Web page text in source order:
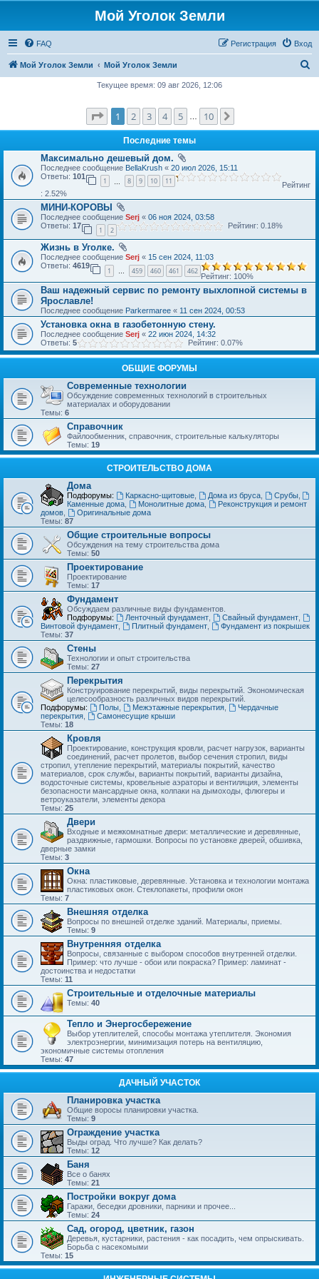
Мой Уголок Земли
FAQ Вход
Регистрация
Мой Уголок Земли Мой Уголок Земли
к
Текущее время: 09 авг 2026, 12:06
Страница1 из
1 2 3 4 5 10
Последние темы
Максимально дешевый дом.
Последнее сообщение BellaKrush « 20 июл 2026, 15:11
Ответы: 101
1 8 9 10 11
Рейтинг
: 2.52%
МИНИ-КОРОВЫ
Последнее сообщение Serj « 06 ноя 2024, 03:58
Ответы: 17
1 2
Рейтинг: 0.18%
Жизнь в Уголке.
Последнее сообщение Serj « 15 сен 2024, 11:03
Ответы: 4619
1 … 459 460 461 462
Рейтинг: 100%
Ваш надежный сервис по ремонту выхлопной системы в
Ярославле!
Последнее сообщение Parkermaree « 11 сен 2024, 00:53
Установка окна в газобетонную стену.
Последнее сообщение Serj « 22 июн 2024, 14:32
Ответы: 5 Рейтинг: 0.07%
ОБЩИЕ ФОРУМЫ
Современные технологии
Обсуждение современных технологий в строительных
материалах и оборудовании
Темы: 6
Справочник
Файлообменник, справочник, строительные калькуляторы
Темы: 19
СТРОИТЕЛЬСТВО ДОМА
Дома
Подфорумы: Каркасно-щитовые, Дома из бруса, Срубы,
Каменные дома
Монолитные дома,
Реконструкция и ремонт
домов
Оригинальные дома
Темы: 87
Общие строительные вопросы
Обсуждения на тему строительства дома
Темы: 50
Проектирование
Проектирование
Темы: 17
Фундамент
Обсуждаем различные виды фундаментов.
Подфорумы:
Ленточный фундамент, Свайный фундамент,
Винтовой фундамент
Плитный фундамент,
Фундамент из покрышек
Темы: 37
Стены
Технологии и опыт строительства
Темы: 27
Перекрытия
Конструирование перекрытий, виды перекрытий. Экономическая
целесообразность различных видов перекрытий.
Подфорумы:
Полы, Межэтажные перекрытия,
Чердачные
перекрытия
Самонесущие крыши
Темы: 18
Кровля
Проектирование, конструкция кровли, расчет нагрузок, варианты
соединений, расчет пролетов, выбор сечения стропил, виды
стропил, утепление перекрытий, материалы покрытий, качество
материалов, срок службы, варианты покрытий, варианты дизайна,
водосточные системы, кровельные аэраторы и вентиляция, элементы
безопасности мансардные окна, колпаки на дымоходы, флюгеры и
ветроуказатели, элементы декора
Темы: 25
Двери
Входные и межкомнатные двери: металлические и деревянные,
раздвижные, гармошки. Вопросы по установке дверей, обшивка,
дверные замки
Темы: 3
Окна
Окна: пластиковые, деревянные. Установка и технологии монтажа
пластиковых окон. Стеклопакеты, профили окон
Темы: 7
Внешняя отделка
Вопросы по внешней отделке зданий. Материалы, приемы.
Темы: 9
Внутренняя отделка
Вопросы, связанные с выбором способов внутренней отделки.
Пример: что лучше - обои или покраска? Пример: ламинат -
достоинства и недостатки
Темы: 11
Строительные и отделочные материалы
Темы: 40
Тепло и Энергосбережение
Выбор утеплителей, способы монтажа утеплителя. Экономия
электроэнергии, минимизация потерь на вентиляцию,
экономичные системы отопления
Темы: 47
ДАЧНЫЙ УЧАСТОК
Планировка участка
Общие воросы планировки участка.
Темы: 9
Ограждение участка
Выды оград. Что лучше? Как делать?
Темы: 12
Баня
Все о банях
Темы: 21
Постройки вокруг дома
Гаражи, беседки дровники, парники и прочее...
Темы: 24
Сад, огород, цветник, газон
Деревья, кустарники, растения - как посадить, чем опрыскивать.
Борьба с насекомыми
Темы: 15